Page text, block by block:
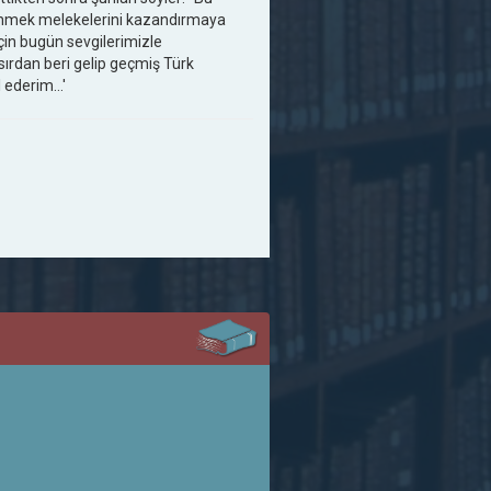
melekelerini kazandırmaya
bugün sevgilerimizle
beri gelip geçmiş Türk
ederim…'